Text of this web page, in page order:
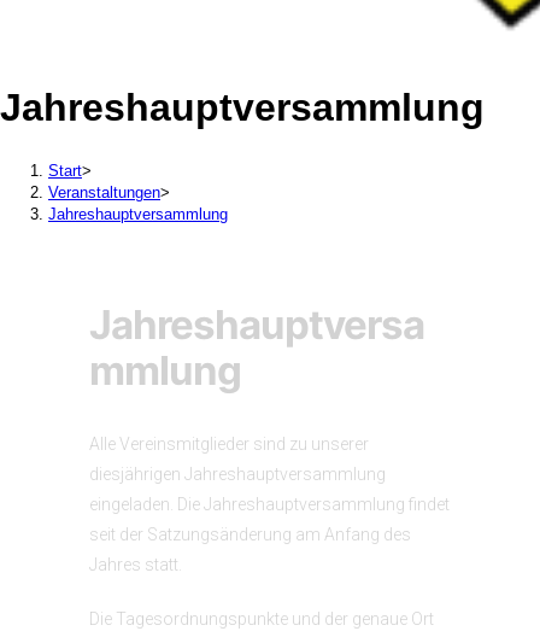
Jahreshauptversammlung
Start>
Veranstaltungen>
Jahreshauptversammlung
Jahreshauptversa
mmlung
Alle Vereinsmitglieder sind zu unserer
diesjährigen Jahreshauptversammlung
eingeladen. Die Jahreshauptversammlung findet
seit der Satzungsänderung am Anfang des
Jahres statt.
Die Tagesordnungspunkte und der genaue Ort